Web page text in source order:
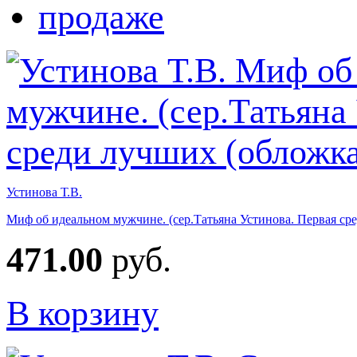
Устинова Т.В.
Миф об идеальном мужчине. (сер.Татьяна Устинова. Первая
471.00 руб.
В корзину